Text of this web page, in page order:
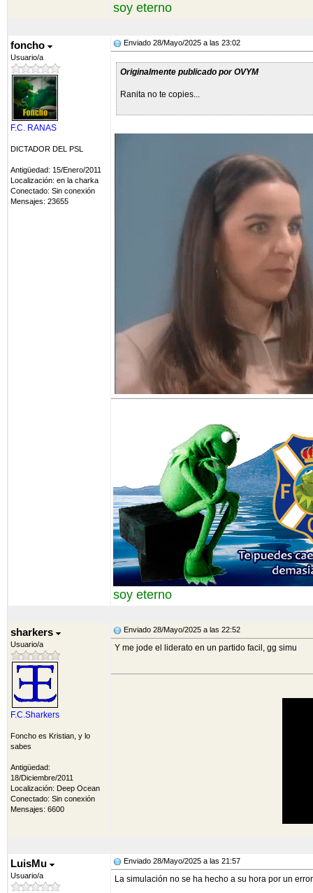
soy eterno
foncho
Usuario/a
F.C. RANAS
DICTADOR DEL PSL
Antigüedad: 15/Enero/2011
Localización: en la charka
Conectado: Sin conexión
Mensajes: 23655
Enviado 28/Mayo/2025 a las 23:02
Originalmente publicado por OVYM
Ranita no te copies...
soy eterno
sharkers
Usuario/a
F.C.Sharkers
Foncho es Kristian, y lo
sabes
Antigüedad:
18/Diciembre/2011
Localización: Deep Ocean
Conectado: Sin conexión
Mensajes: 6600
Enviado 28/Mayo/2025 a las 22:52
Y me jode el liderato en un partido facil, gg simu
LuisMu
Usuario/a
Enviado 28/Mayo/2025 a las 21:57
La simulación no se ha hecho a su hora por un